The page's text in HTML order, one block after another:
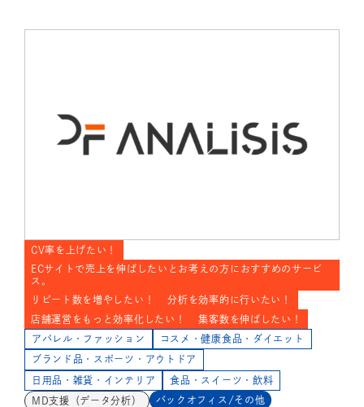
CV率を上げたい！
ECサイトで売上を伸ばしたいとお考えの方におすすめのサービ
ス。
リピート数を増やしたい！
分析を効率的に行いたい！
店舗運営をもっと効率化したい！
集客数を伸ばしたい！
アパレル・ファッション コスメ・健康食品・ダイエット
ブランド品・スポーツ・アウトドア
日用品・雑貨・インテリア 食品・スイーツ・飲料
MD支援（データ分析） バックオフィス/その他